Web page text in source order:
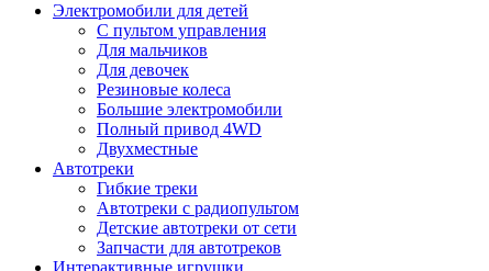
Электромобили для детей
С пультом управления
Для мальчиков
Для девочек
Резиновые колеса
Большие электромобили
Полный привод 4WD
Двухместные
Автотреки
Гибкие треки
Автотреки с радиопультом
Детские автотреки от сети
Запчасти для автотреков
Интерактивные игрушки